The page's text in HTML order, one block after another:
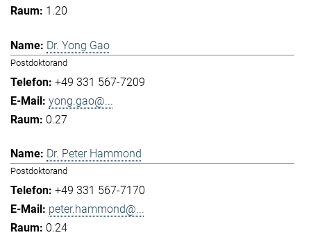
1.20
Dr. Yong Gao
Postdoktorand
+49 331 567-7209
yong.gao@...
0.27
Dr. Peter Hammond
Postdoktorand
+49 331 567-7170
peter.hammond@...
0.24